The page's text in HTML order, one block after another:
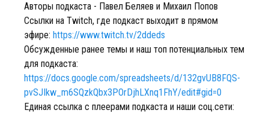
Авторы подкаста - Павел Беляев и Михаил Попов
Ссылки на Twitch, где подкаст выходит в прямом
эфире: https://www.twitch.tv/2ddeds
Обсужденные ранее темы и наш топ потенциальных тем
для подкаста:
https://docs.google.com/spreadsheets/d/132gvUB8FQS-
pvSJIkw_m6SQzkQbx3POrDjhLXnq1FhY/edit#gid=0
Единая ссылка с плеерами подкаста и наши соц.сети: